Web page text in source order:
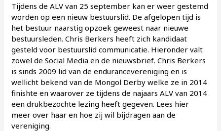
Tijdens de ALV van 25 september kan er weer gestemd
worden op een nieuw bestuurslid. De afgelopen tijd is
het bestuur naarstig opzoek geweest naar nieuwe
bestuursleden. Chris Berkers heeft zich kandidaat
gesteld voor bestuurslid communicatie. Hieronder valt
zowel de Social Media en de nieuwsbrief. Chris Berkers
is sinds 2009 lid van de endurancevereniging en is
wellicht bekend van de Mongol Derby welke ze in 2014
finishte en waarover ze tijdens de najaars ALV van 2014
een drukbezochte lezing heeft gegeven. Lees hier
meer over haar en hoe zij wil bijdragen aan de
vereniging.